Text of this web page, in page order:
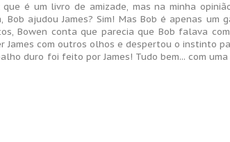
é um livro de amizade, mas na minha
Bob ajudou James? Sim! Mas Bob é apenas
Bowen conta que parecia que Bob falava
James com outros olhos e despertou o instinto
duro foi feito por James! Tudo bem... com